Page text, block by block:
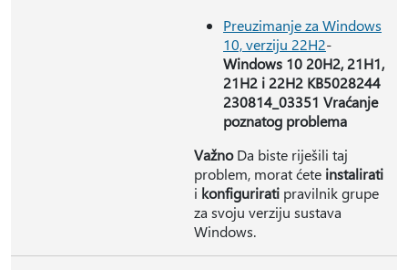
Preuzimanje za Windows
10, verziju 22H2-
Windows 10 20H2, 21H1,
21H2 i 22H2 KB5028244
230814_03351 Vraćanje
poznatog problema
VažnoDa biste riješili taj
problem, morat ćete instalirati
i konfigurirati pravilnik grupe
za svoju verziju sustava
Windows.